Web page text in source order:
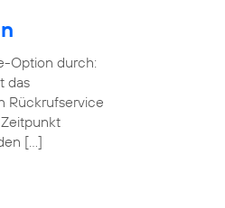
Option durch:
das
Rückrufservice
[…]